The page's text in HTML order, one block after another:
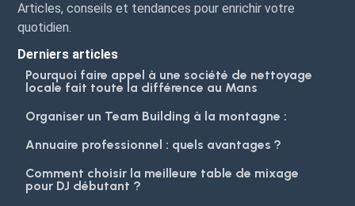
Articles, conseils et tendances pour enrichir votre
quotidien.
Derniers articles
Pourquoi faire appel à une société de nettoyage
locale fait toute la différence au Mans
Organiser un Team Building à la montagne :
Annuaire professionnel : quels avantages ?
Comment choisir la meilleure table de mixage
pour DJ débutant ?